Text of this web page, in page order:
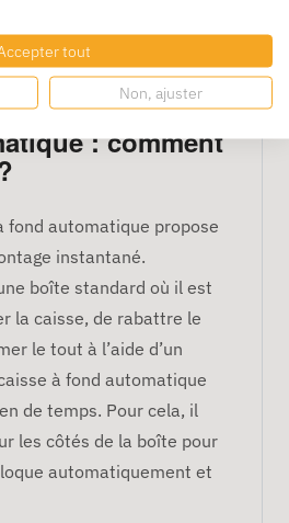
est parfaitement adaptée à
d’activités.
la caisse à
: comment
fond automatique propose
instantané.
boîte standard où il est
la caisse, de rabattre le
le tout à l’aide d’un
à fond automatique
de temps. Pour cela, il
les côtés de la boîte pour
automatiquement et
tout
Non, ajuster